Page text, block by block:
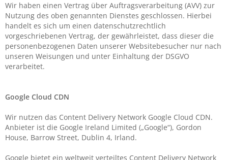
Wir haben einen Vertrag über Auftragsverarbeitung (AVV) zur
Nutzung des oben genannten Dienstes geschlossen. Hierbei
handelt es sich um einen datenschutzrechtlich
vorgeschriebenen Vertrag, der gewährleistet, dass dieser die
personenbezogenen Daten unserer Websitebesucher nur nach
unseren Weisungen und unter Einhaltung der DSGVO
verarbeitet.
Google Cloud CDN
Wir nutzen das Content Delivery Network Google Cloud CDN.
Anbieter ist die Google Ireland Limited („Google“), Gordon
House, Barrow Street, Dublin 4, Irland.
Google bietet ein weltweit verteiltes Content Delivery Network